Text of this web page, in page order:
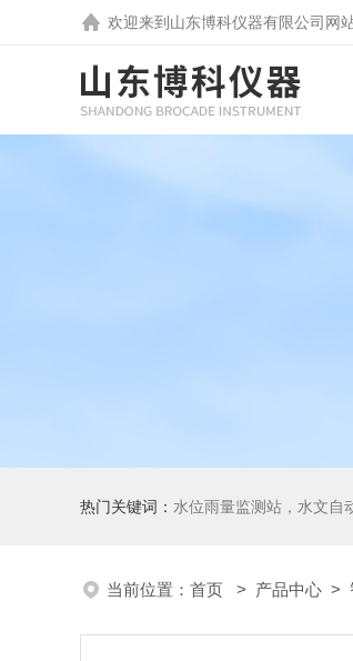
欢迎来到 山东博科仪器有限公司 网
热门关键词： 水位雨量监测站，水文自
当前位置： 首页 > 产品中心 >